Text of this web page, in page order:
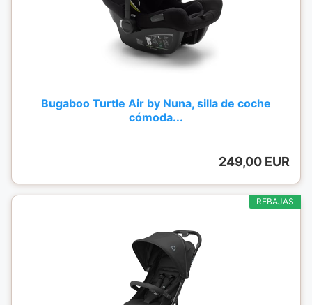
Bugaboo Turtle Air by Nuna, silla de coche
cómoda...
249,00 EUR
REBAJAS